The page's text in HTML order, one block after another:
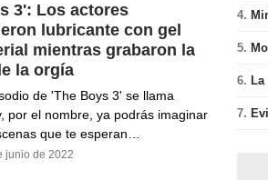
3': Los actores
lubricante con gel
mientras grabaron la
la orgía
de 'The Boys 3' se llama
por el nombre, ya podrás imaginar
que te esperan…
junio de 2022
4.
5.
6.
7.